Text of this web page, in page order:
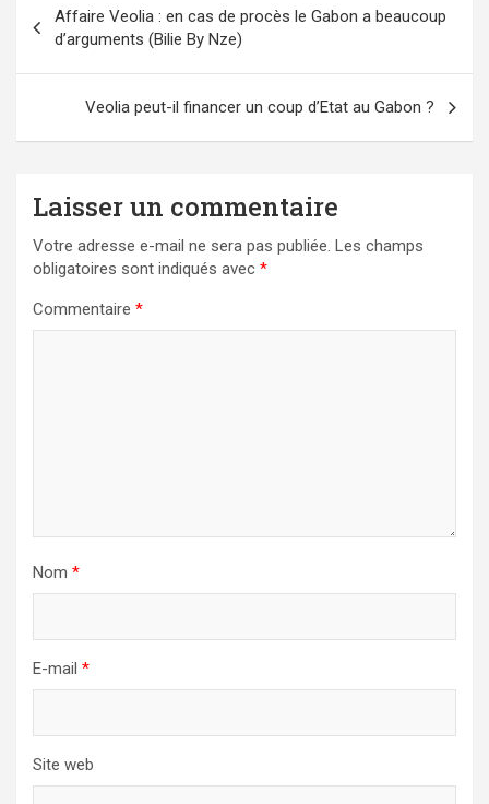
de
l’article
Affaire Veolia : en cas de procès le Gabon a beaucoup
d’arguments (Bilie By Nze)
Veolia peut-il financer un coup d’Etat au Gabon ?
Laisser un commentaire
Votre adresse e-mail ne sera pas publiée. Les champs
obligatoires sont indiqués avec *
Commentaire *
Nom *
E-mail *
Site web